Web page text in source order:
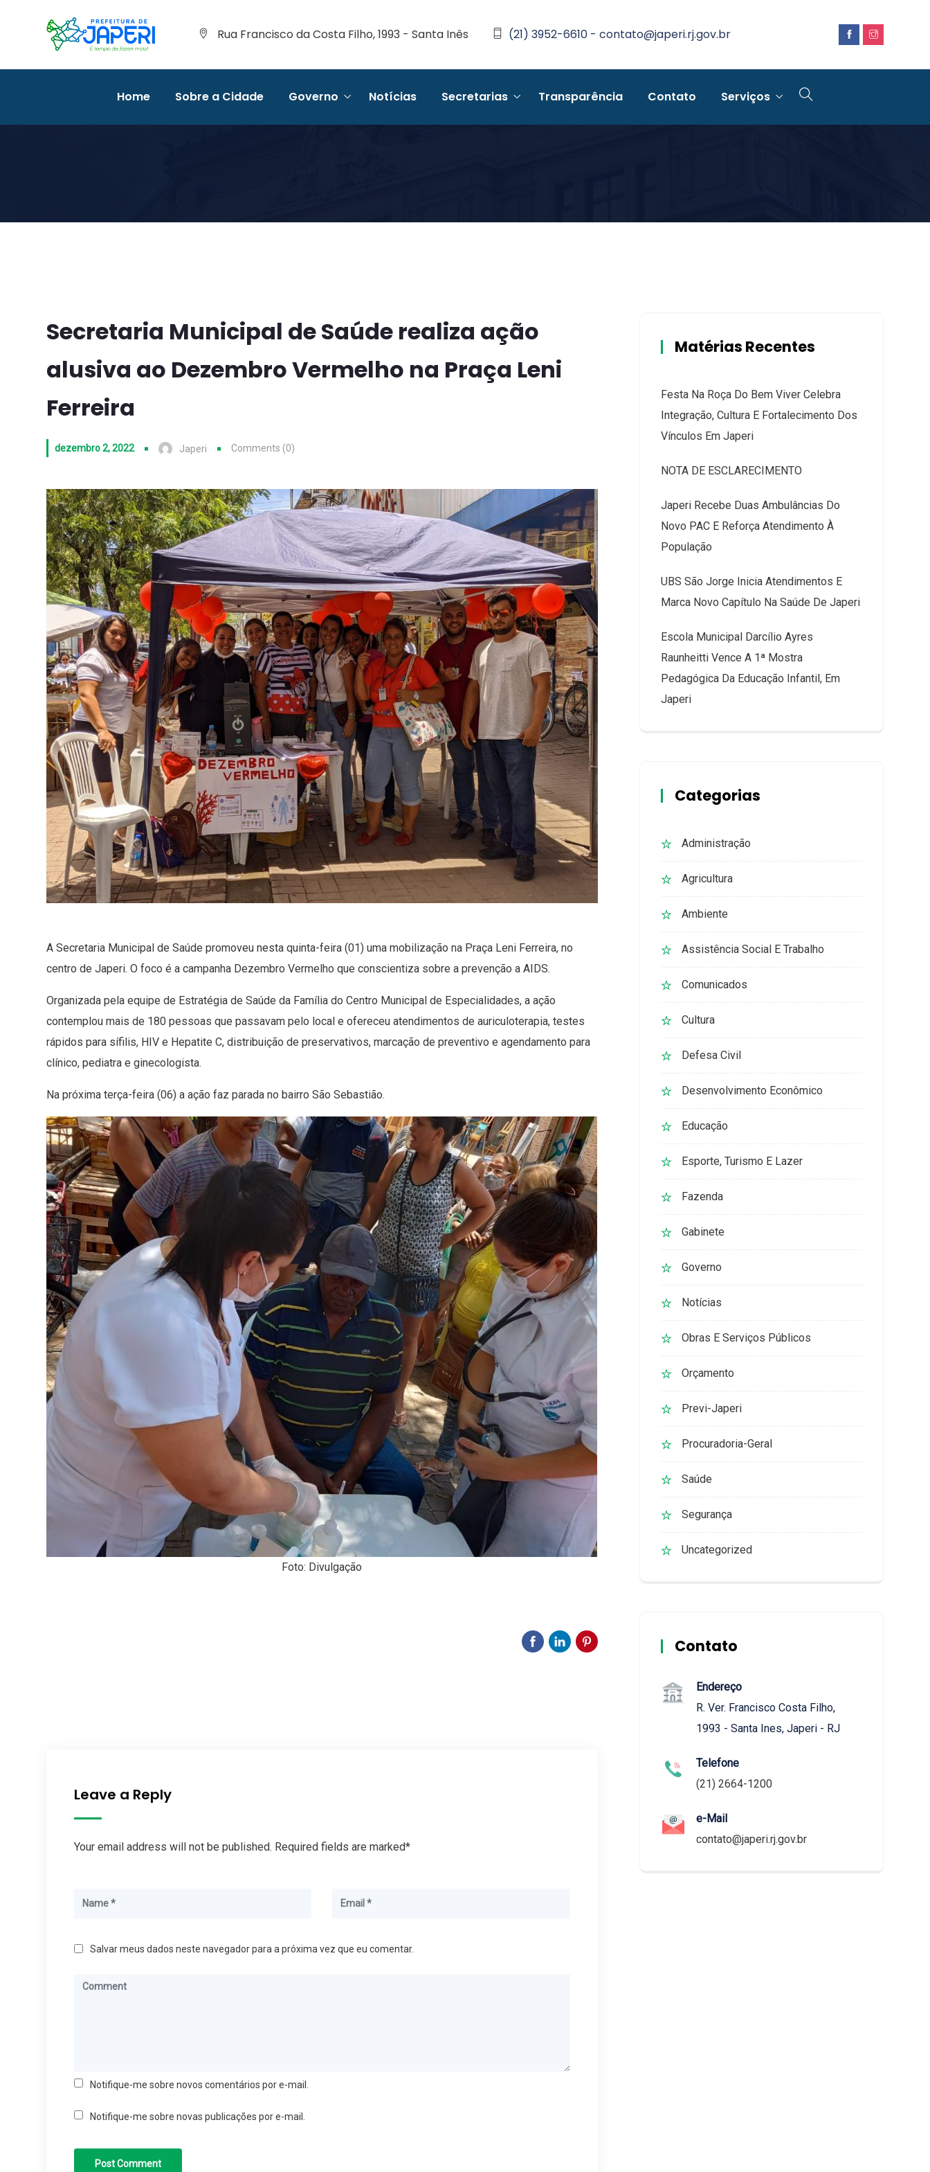
Rua Francisco da Costa Filho, 1993 - Santa Inês (21) 3952-6610 - contato@japeri.rj.gov.br
Home Sobre a Cidade Governo Notícias Secretarias Transparência Contato Serviços
Secretaria Municipal de Saúde realiza ação
alusiva ao Dezembro Vermelho na Praça Leni
Ferreira
dezembro 2, 2022 Japeri Comments (0)
A Secretaria Municipal de Saúde promoveu nesta quinta-feira (01) uma mobilização na Praça Leni Ferreira, no
centro de Japeri. O foco é a campanha Dezembro Vermelho que conscientiza sobre a prevenção a AIDS.
Organizada pela equipe de Estratégia de Saúde da Família do Centro Municipal de Especialidades, a ação
contemplou mais de 180 pessoas que passavam pelo local e ofereceu atendimentos de auriculoterapia, testes
rápidos para sífilis, HIV e Hepatite C, distribuição de preservativos, marcação de preventivo e agendamento para
clínico, pediatra e ginecologista.
Na próxima terça-feira (06) a ação faz parada no bairro São Sebastião.
Foto: Divulgação
Leave a Reply
Your email address will not be published. Required fields are marked*
Salvar meus dados neste navegador para a próxima vez que eu comentar.
Notifique-me sobre novos comentários por e-mail.
Notifique-me sobre novas publicações por e-mail.
Matérias Recentes
Festa Na Roça Do Bem Viver Celebra
Integração, Cultura E Fortalecimento Dos
Vínculos Em Japeri
NOTA DE ESCLARECIMENTO
Japeri Recebe Duas Ambulâncias Do
Novo PAC E Reforça Atendimento À
População
UBS São Jorge Inicia Atendimentos E
Marca Novo Capítulo Na Saúde De Japeri
Escola Municipal Darcílio Ayres
Raunheitti Vence A 1ª Mostra
Pedagógica Da Educação Infantil, Em
Japeri
Categorias
Administração
Agricultura
Ambiente
Assistência Social E Trabalho
Comunicados
Cultura
Defesa Civil
Desenvolvimento Econômico
Educação
Esporte, Turismo E Lazer
Fazenda
Gabinete
Governo
Notícias
Obras E Serviços Públicos
Orçamento
Previ-Japeri
Procuradoria-Geral
Saúde
Segurança
Uncategorized
Contato
Endereço
R. Ver. Francisco Costa Filho,
1993 - Santa Ines, Japeri - RJ
Telefone
(21) 2664-1200
e-Mail
contato@japeri.rj.gov.br